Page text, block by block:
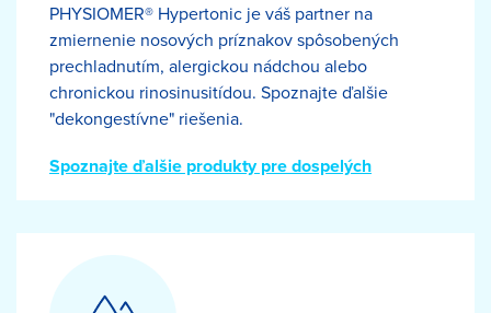
PHYSIOMER® Hypertonic je váš partner na
zmiernenie nosových príznakov spôsobených
prechladnutím, alergickou nádchou alebo
chronickou rinosinusitídou. Spoznajte ďalšie
"dekongestívne" riešenia.
Spoznajte ďalšie produkty pre dospelých